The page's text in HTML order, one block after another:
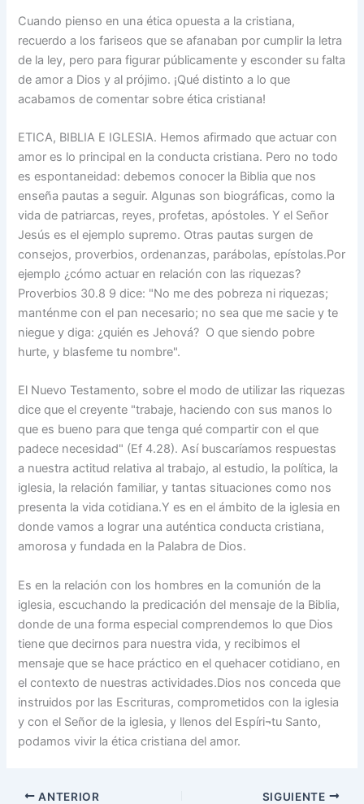
Cuando pienso en una ética opuesta a la cristiana,
recuerdo a los fariseos que se afanaban por cumplir la letra
de la ley, pero para figurar públicamente y esconder su falta
de amor a Dios y al prójimo. ¡Qué distinto a lo que
acabamos de comentar sobre ética cristiana!
ETICA, BIBLIA E IGLESIA. Hemos afirmado que actuar con
amor es lo principal en la conducta cristiana. Pero no todo
es espontaneidad: debemos conocer la Biblia que nos
enseña pautas a seguir. Algunas son biográficas, como la
vida de patriarcas, reyes, profetas, apóstoles. Y el Señor
Jesús es el ejemplo supremo. Otras pautas surgen de
consejos, proverbios, ordenanzas, parábolas, epístolas.Por
ejemplo ¿cómo actuar en relación con las riquezas?
Proverbios 30.8 9 dice: "No me des pobreza ni riquezas;
manténme con el pan necesario; no sea que me sacie y te
niegue y diga: ¿quién es Jehová? O que siendo pobre
hurte, y blasfeme tu nombre".
El Nuevo Testamento, sobre el modo de utilizar las riquezas
dice que el creyente "trabaje, haciendo con sus manos lo
que es bueno para que tenga qué compartir con el que
padece necesidad" (Ef 4.28). Así buscaríamos respuestas
a nuestra actitud relativa al trabajo, al estudio, la política, la
iglesia, la relación familiar, y tantas situaciones como nos
presenta la vida cotidiana.Y es en el ámbito de la iglesia en
donde vamos a lograr una auténtica conducta cristiana,
amorosa y fundada en la Palabra de Dios.
Es en la relación con los hombres en la comunión de la
iglesia, escuchando la predicación del mensaje de la Biblia,
donde de una forma especial comprendemos lo que Dios
tiene que decirnos para nuestra vida, y recibimos el
mensaje que se hace práctico en el quehacer cotidiano, en
el contexto de nuestras actividades.Dios nos conceda que
instruidos por las Escrituras, comprometidos con la iglesia
y con el Señor de la iglesia, y llenos del Espíri¬tu Santo,
podamos vivir la ética cristiana del amor.
ANTERIOR SIGUIENTE